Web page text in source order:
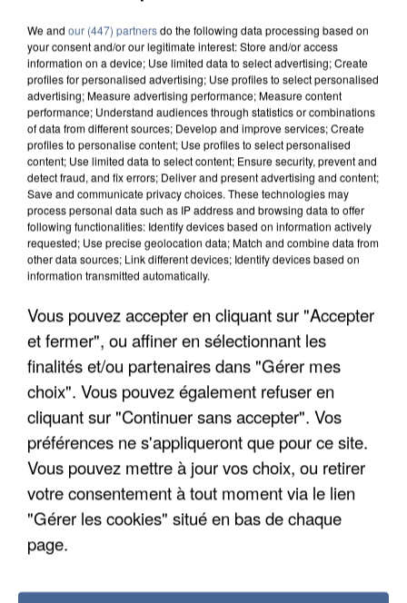
APRÈS TOUTES CES CANICULES, LES REFUGES
DE FAUNE SAUVAGE SONT...
We and our (447) partnersdo the following data processing based on
your consent and/or our legitimate interest: Store and/or access
information on a device; Use limited data to select advertising; Create
profiles for personalised advertising; Use profiles to select personalised
advertising; Measure advertising performance; Measure content
performance; Understand audiences through statistics or combinations
of data from different sources; Develop and improve services; Create
profiles to personalise content; Use profiles to select personalised
content; Use limited data to select content; Ensure security, prevent and
detect fraud, and fix errors; Deliver and present advertising and content;
Save and communicate privacy choices. These technologies may
process personal data such as IP address and browsing data to offer
following functionalities: Identify devices based on information actively
requested; Use precise geolocation data; Match and combine data from
other data sources; Link different devices; Identify devices based on
information transmitted automatically.
Vous pouvez accepter en cliquant sur "Accepter
et fermer", ou affiner en sélectionnant les
finalités et/ou partenaires dans "Gérer mes
choix". Vous pouvez également refuser en
cliquant sur "Continuer sans accepter". Vos
préférences ne s'appliqueront que pour ce site.
Vous pouvez mettre à jour vos choix, ou retirer
votre consentement à tout moment via le lien
"Gérer les cookies" situé en bas de chaque
page.